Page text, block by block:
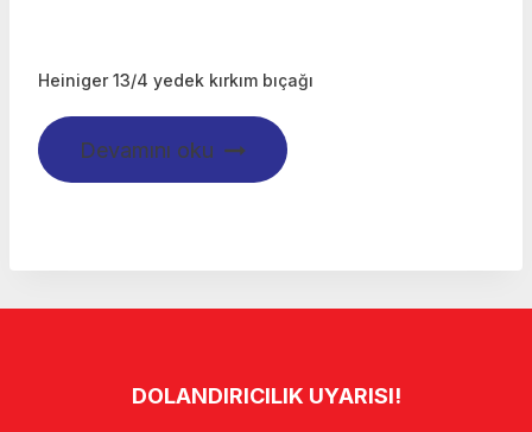
Heiniger 13/4 yedek kırkım bıçağı
Devamını oku
DOLANDIRICILIK UYARISI!